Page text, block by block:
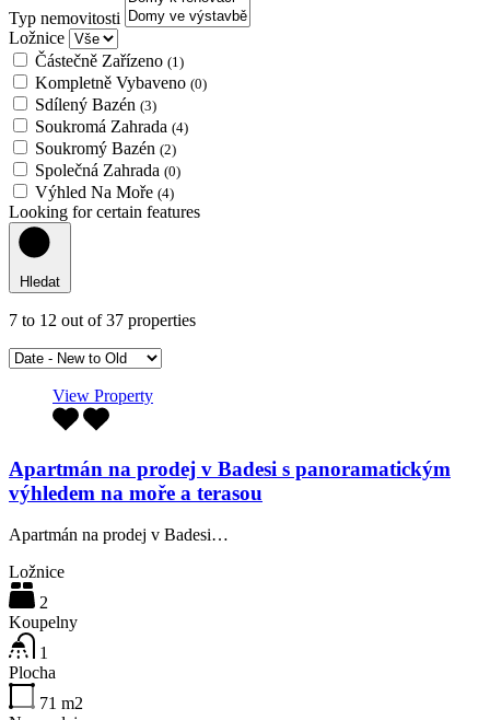
Typ nemovitosti
Ložnice
Částečně Zařízeno (1)
Kompletně Vybaveno (0)
Sdílený Bazén (3)
Soukromá Zahrada (4)
Soukromý Bazén (2)
Společná Zahrada (0)
Výhled Na Moře (4)
Looking for certain features
Hledat
7 to 12 out of37 properties
View Property
Apartmán na prodej v Badesi s panoramatickým
výhledem na moře a terasou
Apartmán na prodej v Badesi…
Ložnice
2
Koupelny
1
Plocha
71 m2